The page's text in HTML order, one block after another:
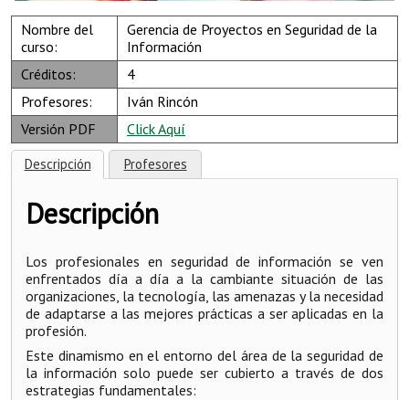
Nombre del
curso:
Gerencia de Proyectos en Seguridad de la
Información
Créditos:
4
Profesores:
Iván Rincón
Versión PDF
Click Aquí
Descripción Profesores
Descripción
Los profesionales en seguridad de información se ven
enfrentados día a día a la cambiante situación de las
organizaciones, la tecnología, las amenazas y la necesidad
de adaptarse a las mejores prácticas a ser aplicadas en la
profesión.
Este dinamismo en el entorno del área de la seguridad de
la información solo puede ser cubierto a través de dos
estrategias fundamentales: